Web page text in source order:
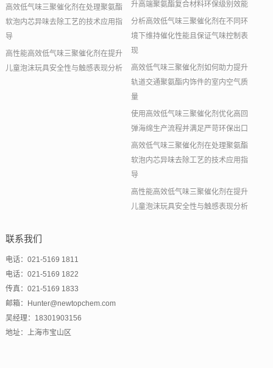
高效低气味三聚催化剂在处理聚氨酯
软泡内芯异味去除工艺的技术应用指
导
高性能高效低气味三聚催化剂在提升
儿童泡沫玩具安全性与触感表现分析
升高端聚氨酯复合材料环保级别效能
分析高效低气味三聚催化剂在不同环
境下维持催化性能且保证气味控制表
现
高效低气味三聚催化剂如何助力提升
轨道交通聚氨酯内饰件的室内空气质
量
使用高效低气味三聚催化剂优化高回
弹海绵生产流程并满足严苛环保出口
高效低气味三聚催化剂在处理聚氨酯
软泡内芯异味去除工艺的技术应用指
导
高性能高效低气味三聚催化剂在提升
儿童泡沫玩具安全性与触感表现分析
联系我们
电话：021-5169 1811
电话：021-5169 1822
传真：021-5169 1833
邮箱：Hunter@newtopchem.com
吴经理：18301903156
地址：上海市宝山区